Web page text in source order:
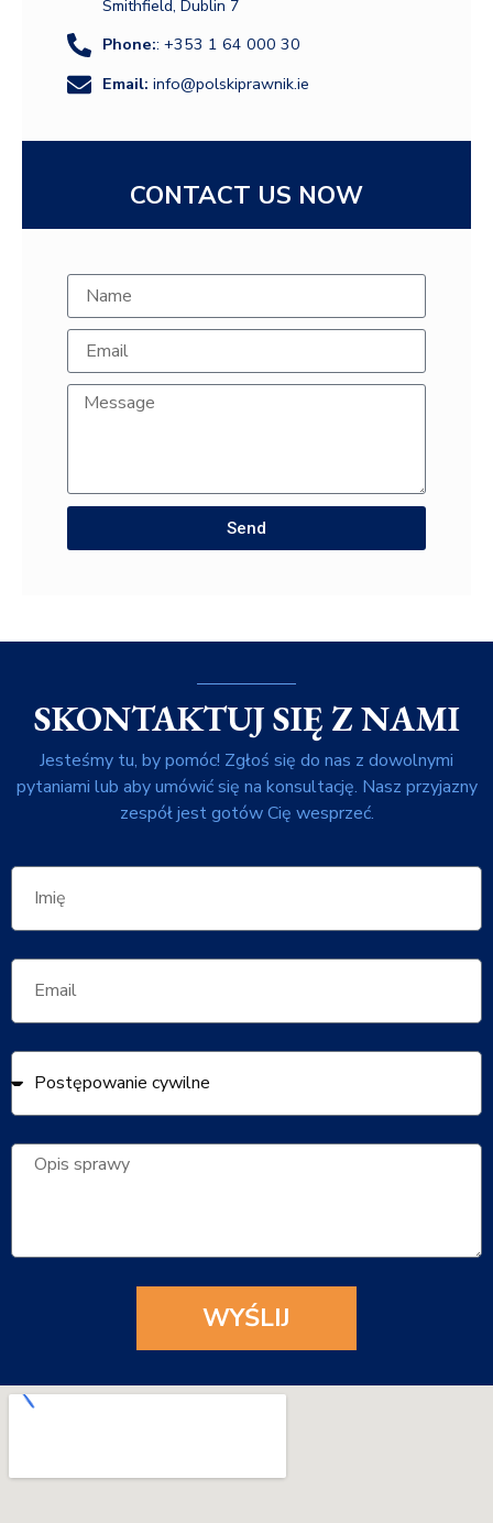
Smithfield, Dublin 7
Phone:: +353 1 64 000 30
Email: info@polskiprawnik.ie
CONTACT US NOW
Send
SKONTAKTUJ SIĘ Z NAMI
Jesteśmy tu, by pomóc! Zgłoś się do nas z dowolnymi
pytaniami lub aby umówić się na konsultację. Nasz przyjazny
zespół jest gotów Cię wesprzeć.
WYŚLIJ